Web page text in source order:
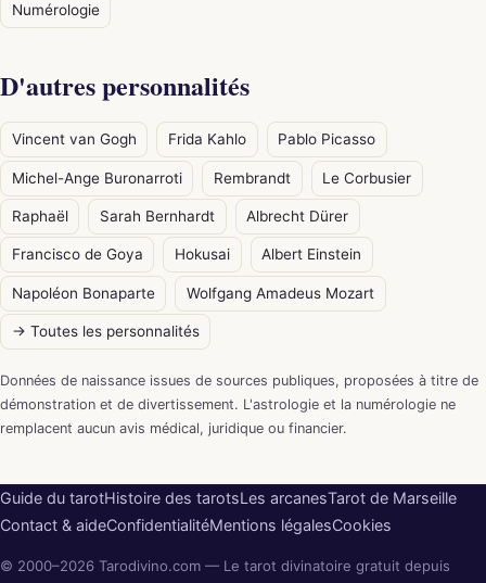
Numérologie
D'autres personnalités
Vincent van Gogh Frida Kahlo Pablo Picasso
Michel-Ange Buronarroti Rembrandt Le Corbusier
Raphaël Sarah Bernhardt Albrecht Dürer
Francisco de Goya Hokusai Albert Einstein
Napoléon Bonaparte Wolfgang Amadeus Mozart
→ Toutes les personnalités
Données de naissance issues de sources publiques, proposées à titre de
démonstration et de divertissement. L'astrologie et la numérologie ne
remplacent aucun avis médical, juridique ou financier.
Guide du tarotHistoire des tarotsLes arcanesTarot de Marseille
Contact & aideConfidentialitéMentions légalesCookies
© 2000–2026 Tarodivino.com — Le tarot divinatoire gratuit depuis